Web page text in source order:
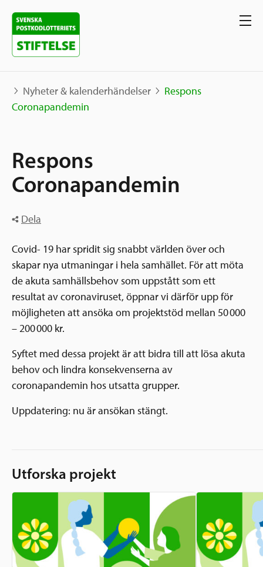
Projekt
Karta
Berättelser
Våra stöd
Grannskapsinitiativet
Samhällsentreprenörskap
Sök stöd
Ansök
Ansökningsguide
Rekommendationer
Frågor och svar
Sverige och övriga världen
Grannskapsinitiativet
Om oss
Uppdrag
Hur vi arbetar
Verksamhetsberättelser & årsredovisningar
Medarbetare & styrelse
Kontakt
Pressrum
Postkodlotteriet
SV
Nyheter & kalenderhändelser
Respons
Coronapandemin
Respons
Coronapandemin
Dela
Covid- 19 har spridit sig snabbt världen över och
skapar nya utmaningar i hela samhället. För att möta
de akuta samhällsbehov som uppstått som ett
resultat av coronaviruset, öppnar vi därför upp för
möjligheten att ansöka om projektstöd mellan 50 000
– 200 000 kr.
Syftet med dessa projekt är att bidra till att lösa akuta
behov och lindra konsekvenserna av
coronapandemin hos utsatta grupper.
Uppdatering: nu är ansökan stängt.
Utforska projekt